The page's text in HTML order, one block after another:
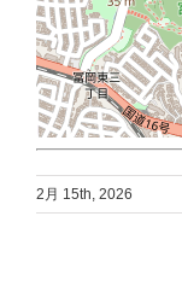
2月 15th, 2026